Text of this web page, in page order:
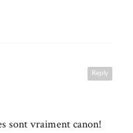
Reply
sont vraiment canon!